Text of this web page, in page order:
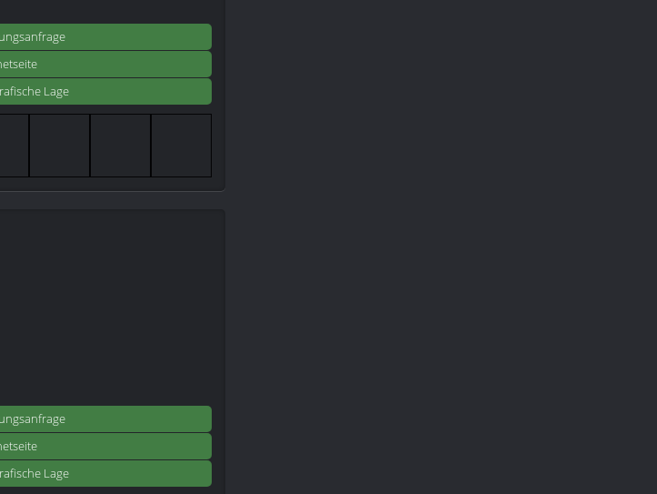
Lage
Lage